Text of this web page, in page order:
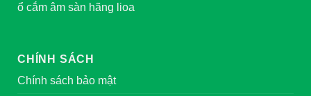
ổ cắm âm sàn hãng lioa
CHÍNH SÁCH
Chính sách bảo mật